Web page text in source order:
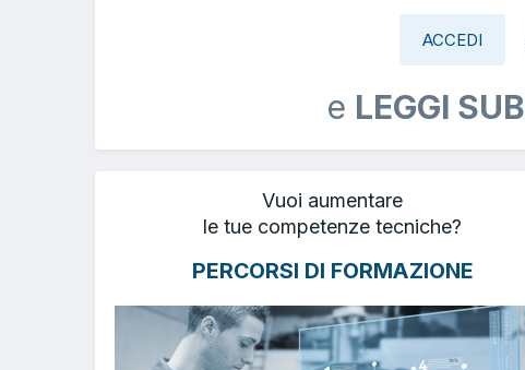
ACCEDI
e LEGGI
Vuoi aumentare
le tue competenze tecniche?
PERCORSI DI FORMAZIONE